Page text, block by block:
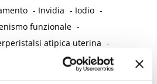
- Invidia - Iodio -
funzionale -
atipica uterina -
-